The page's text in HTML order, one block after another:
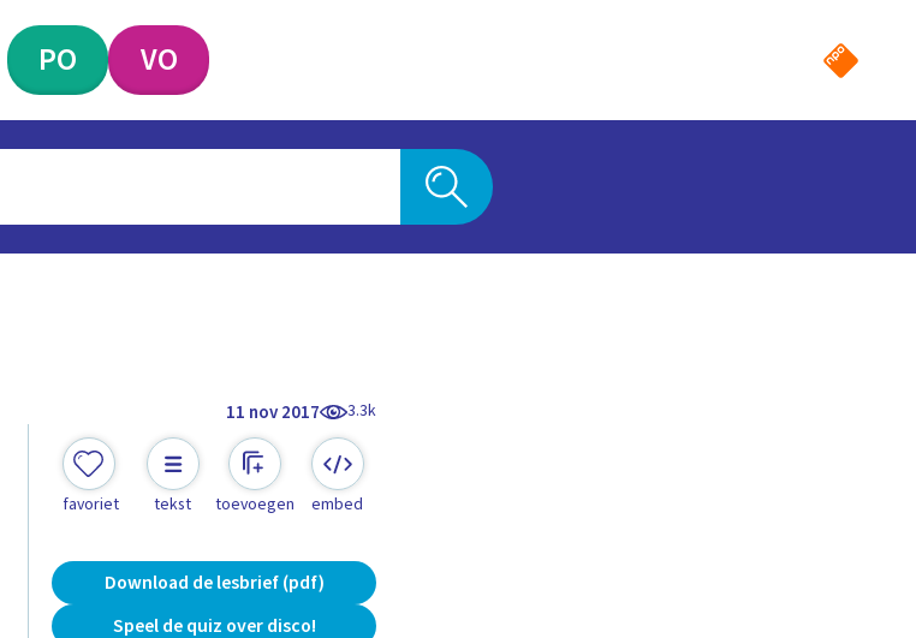
PO VO
11 nov 2017 3.3k
favoriet tekst toevoegen embed
Download de lesbrief (pdf)
Speel de quiz over disco!